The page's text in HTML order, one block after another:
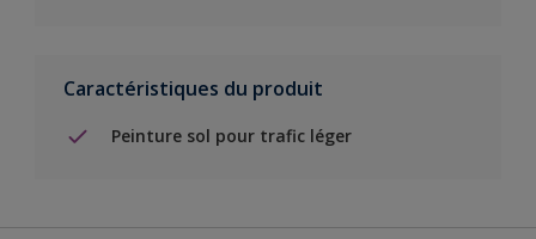
Caractéristiques du produit
Peinture sol pour trafic léger